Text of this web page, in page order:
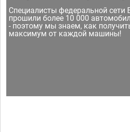
Специалисты федеральной сети
прошили более 10 000
- поэтому мы знаем, как
максимум от каждой машины!